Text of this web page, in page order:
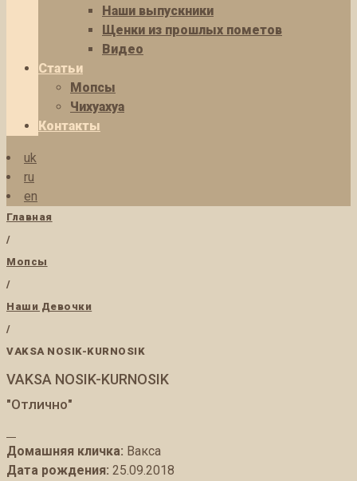
Наши выпускники
Щенки из прошлых пометов
Видео
Статьи
Мопсы
Чихуахуа
Контакты
uk
ru
en
Главная
/
Мопсы
/
Наши Девочки
/
VAKSA NOSIK-KURNOSIK
VAKSA NOSIK-KURNOSIK
"Отлично"
Домашняя кличка: Вакса
Дата рождения: 25.09.2018